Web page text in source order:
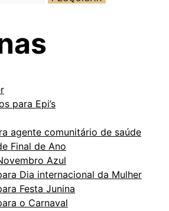
para Epi’s
agente comunitário de saúde
Final de Ano
Azul
Dia internacional da Mulher
Festa Junina
o Carnaval